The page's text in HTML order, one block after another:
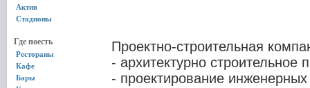
Актив
Стадионы
Где поесть
Рестораны
Кафе
Бары
Проектно-строительная
- архитектурно строительное
- проектирование